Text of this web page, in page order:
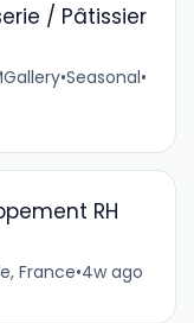
/ Pâtissier
•Seasonal•
RH
France•4w ago